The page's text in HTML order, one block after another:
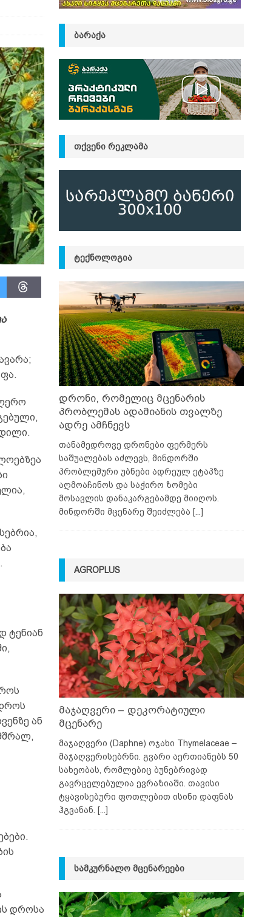
ტენიან
ან
დროსა
ᲑᲐᲠᲐᲥᲐ
ᲗᲥᲕᲔᲜᲘ ᲠᲔᲙᲚᲐᲛᲐ
ᲢᲔᲥᲜᲝᲚᲝᲒᲘᲐ
დრონი, რომელიც მცენარის
პრობლემას ადამიანის თვალზე
ადრე ამჩნევს
თანამედროვე დრონები ფერმერს
საშუალებას აძლევს, მინდორში
პრობლემური უბნები ადრეულ ეტაპზე
აღმოაჩინოს და საჭირო ზომები
მოსავლის დანაკარგებამდე მიიღოს.
მინდორში მცენარე შეიძლება [...]
AGROPLUS
მაჯაღვერი – დეკორატიული
მცენარე
მაჯაღვერი (Daphne) ოჯახი Thymelaceae –
მაჯაღვერისებრნი. გვარი აერთიანებს 50
სახეობას, რომლებიც ბუნებრივად
გავრცელებულია ევრაზიაში. თავისი
ტყავისებური ფოთლებით ისინი დაფნას
ჰგვანან. [...]
ᲡᲐᲛᲙᲣᲠᲜᲐᲚᲝ ᲛᲪᲔᲜᲐᲠᲔᲔᲑᲘ